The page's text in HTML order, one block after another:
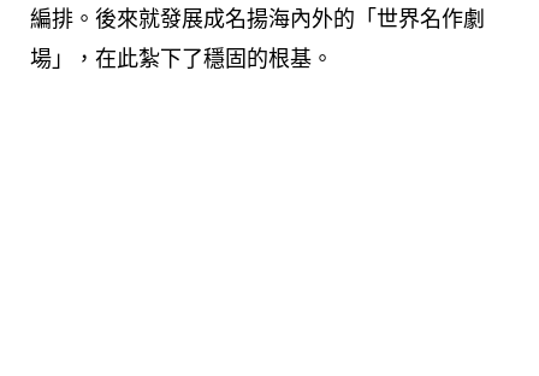
編排。後來就發展成名揚海內外的「世界名作劇
場」，在此紮下了穩固的根基。